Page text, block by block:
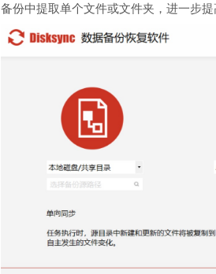
备份中提取单个文件或文件夹，进一步